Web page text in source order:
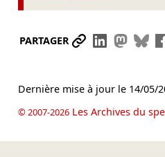
PARTAGER Partager le
Partager
Dernière mise à jour le 14/05/
© 2007-2026Les Archives du